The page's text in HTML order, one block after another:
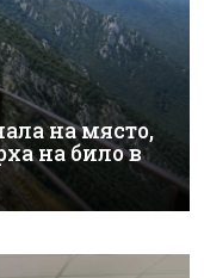
на място,
на било в